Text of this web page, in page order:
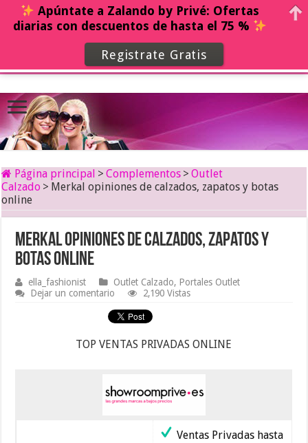
Página principal > Complementos > Outlet
Calzado > Merkal opiniones de calzados, zapatos y botas
online
Merkal opiniones de calzados, zapatos y
botas online
ella_fashionist Outlet Calzado, Portales Outlet
Dejar un comentario
2,190 Vistas
TOP VENTAS PRIVADAS ONLINE
Ventas Privadas hasta
Apúntate a Zalando by Privé: Ofertas
diarias con descuentos de hasta el 75 %
Registrate Gratis